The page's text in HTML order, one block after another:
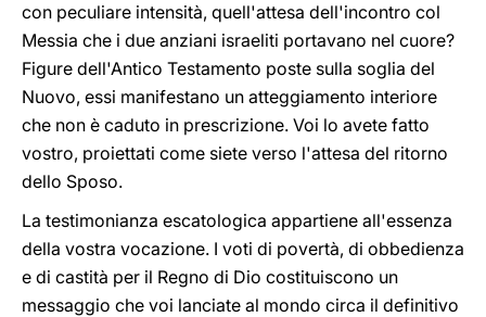
con peculiare intensità, quell'attesa dell'incontro col
Messia che i due anziani israeliti portavano nel cuore?
Figure dell'Antico Testamento poste sulla soglia del
Nuovo, essi manifestano un atteggiamento interiore
che non è caduto in prescrizione. Voi lo avete fatto
vostro, proiettati come siete verso l'attesa del ritorno
dello Sposo.
La testimonianza escatologica appartiene all'essenza
della vostra vocazione. I voti di povertà, di obbedienza
e di castità per il Regno di Dio costituiscono un
messaggio che voi lanciate al mondo circa il definitivo